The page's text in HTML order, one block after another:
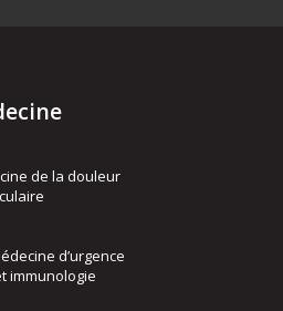
de la douleur
d’urgence
immunologie